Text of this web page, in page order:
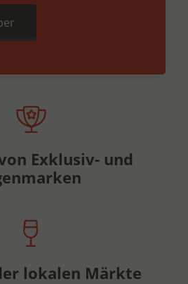
Exklusiv- und
lokalen Märkte